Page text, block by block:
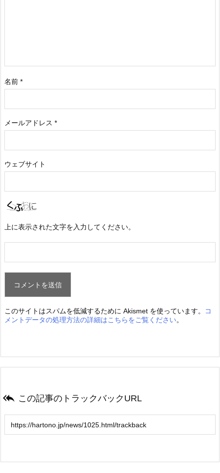
名前 *
メールアドレス *
ウェブサイト
上に表示された文字を入力してください。
このサイトはスパムを低減するために Akismet を使っています。
コ
メントデータの処理方法の詳細はこちらをご覧ください。
 この記事のトラックバックURL